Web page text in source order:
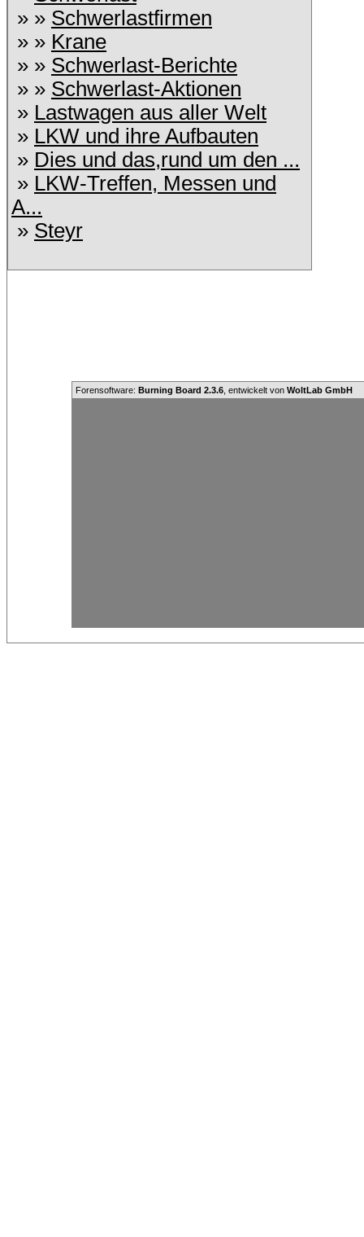
» » Schwerlastfirmen
» » Krane
» » Schwerlast-Berichte
» » Schwerlast-Aktionen
» Lastwagen aus aller Welt
» LKW und ihre Aufbauten
» Dies und das,rund um den ...
» LKW-Treffen, Messen und
A...
» Steyr
Forensoftware: Burning Board 2.3.6, entwickelt von WoltLab GmbH